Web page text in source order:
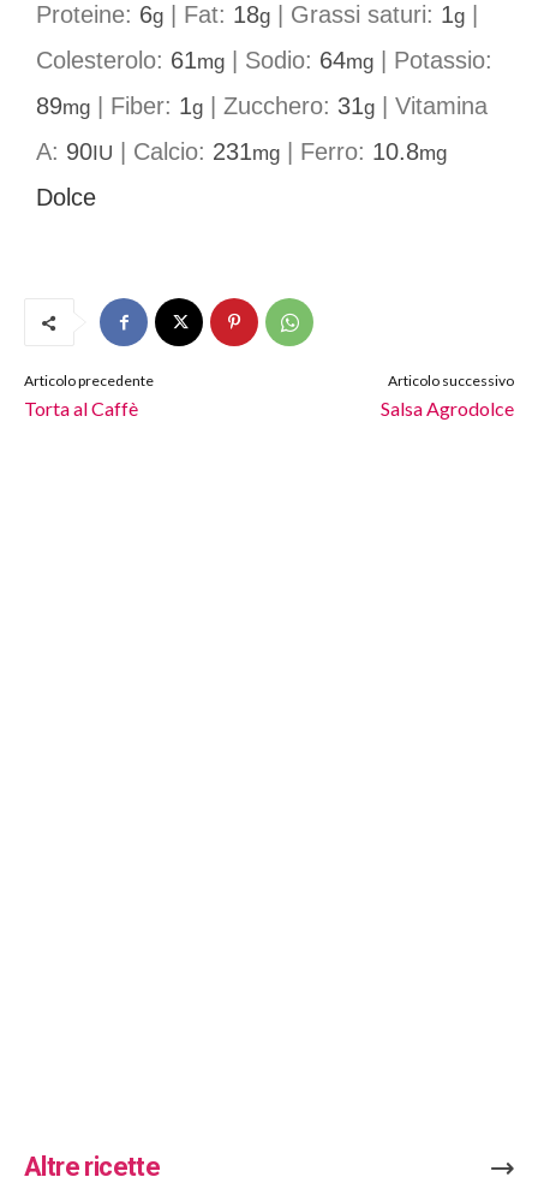
Proteine: 6g Fat: 18g Grassi saturi: 1g
Colesterolo: 61mg Sodio: 64mg
Potassio:
89mg Fiber: 1g Zucchero: 31g
Vitamina
A: 90 IU Calcio: 231mg Ferro: 10.8mg
Dolce
Articolo precedente
Torta al Caffè
Articolo successivo
Salsa Agrodolce
Altre ricette